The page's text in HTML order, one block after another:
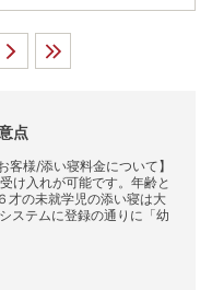
点
客様/添い寝料金について】
け入れが可能です。年齢と
才の未就学児の添い寝は大
ステムに登録の通りに「幼